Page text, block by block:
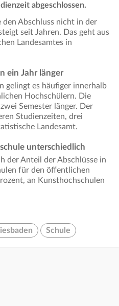
abgeschlossen.
den Abschluss nicht in der
seit Jahren. Das geht aus
Landesamtes in
ein Jahr länger
gelingt es häufiger innerhalb
Hochschülern. Die
Semester länger. Der
Studienzeiten, drei
Landesamt.
unterschiedlich
der Anteil der Abschlüsse in
für den öffentlichen
an Kunsthochschulen
Schule